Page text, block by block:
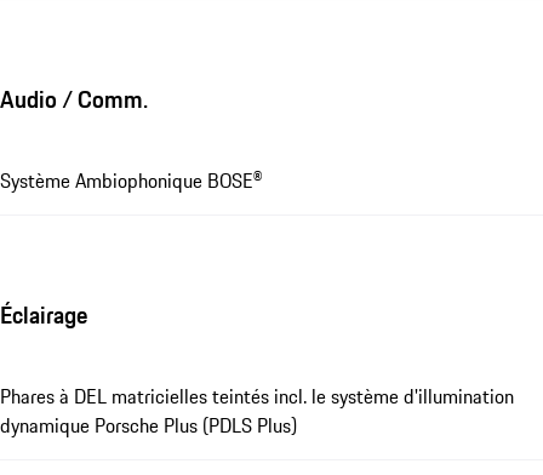
Audio / Comm.
Système Ambiophonique BOSE®
Éclairage
Phares à DEL matricielles teintés incl. le système d'illumination
dynamique Porsche Plus (PDLS Plus)